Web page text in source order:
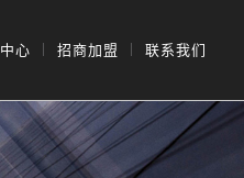
心 招商加盟 联系我们